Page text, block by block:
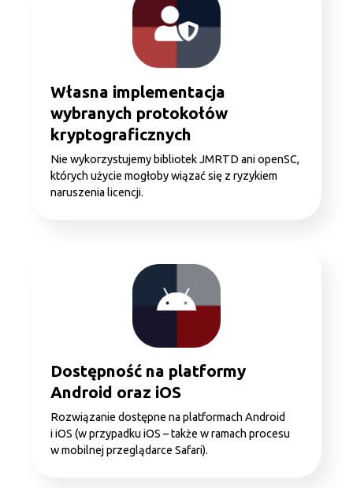
Własna implementacja
wybranych protokołów
kryptograficznych
Nie wykorzystujemy bibliotek JMRTD ani openSC,
których użycie mogłoby wiązać się z ryzykiem
naruszenia licencji.
Dostępność na platformy
Android oraz iOS
Rozwiązanie dostępne na platformach Android
i iOS (w przypadku iOS – także w ramach procesu
w mobilnej przeglądarce Safari).